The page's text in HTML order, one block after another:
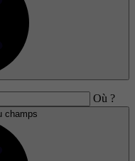
Où ?
champs